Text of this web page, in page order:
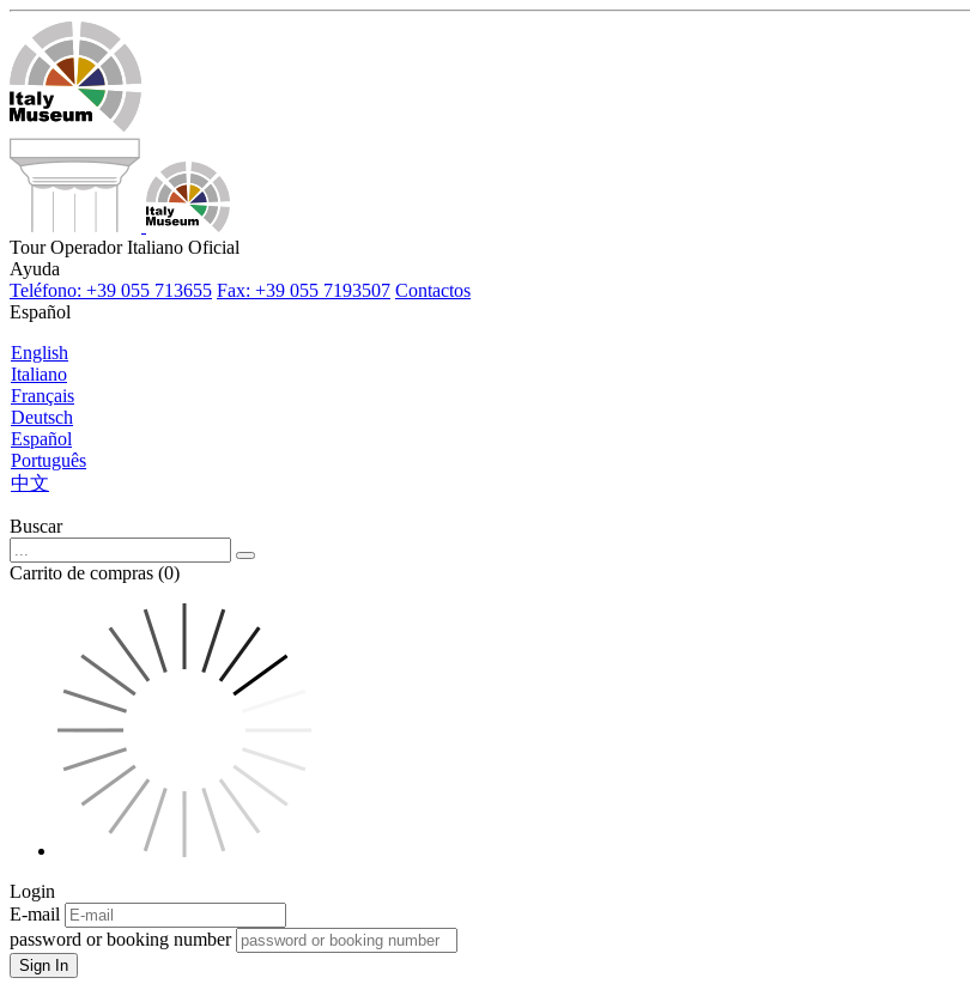
Tour Operador Italiano Oficial
Ayuda
Teléfono: +39 055 713655 Fax: +39 055 7193507 Contactos
Español
English
Italiano
Français
Deutsch
Español
Português
中文
Buscar
Carrito de compras (0)
Login
E-mail
password or booking number
Sign In